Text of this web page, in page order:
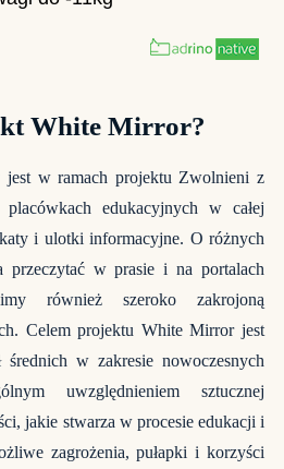
White Mirror?
w ramach projektu Zwolnieni z
edukacyjnych w całej
i ulotki informacyjne. O różnych
przeczytać w prasie i na portalach
również szeroko zakrojoną
Celem projektu White Mirror jest
średnich w zakresie nowoczesnych
uwzględnieniem sztucznej
jakie stwarza w procesie edukacji i
zagrożenia, pułapki i korzyści